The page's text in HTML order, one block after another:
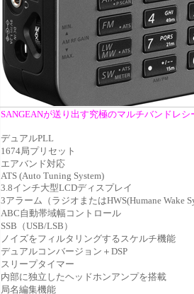
SANGEANが送り出す究極のマルチバンドレシ
デュアルPLL
1674局プリセット
エアバンド対応
ATS (Auto Tuning System)
3.8インチ大型LCDディスプレイ
3アラーム（ラジオまたはHWS(Humane Wake
ABC自動帯域幅コントロール
SSB（USB/LSB）
ノイズをフィルタリングするスケルチ機能
デュアルコンバージョン＋DSP
スリープタイマー
内部に独立したヘッドホンアンプを搭載
局名編集機能